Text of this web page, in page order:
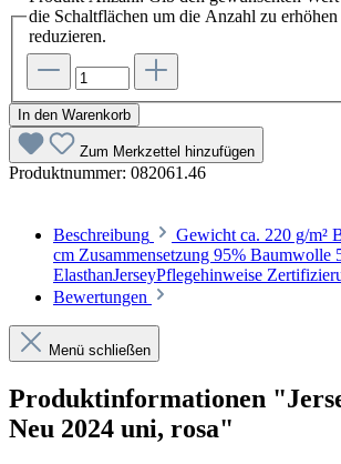
die Schaltflächen um die Anzahl zu
reduzieren.
In den Warenkorb
Zum Merkzettel hinzufügen
Produktnummer: 082061.46
Beschreibung
Gewicht ca. 220 g/m²
cm Zusammensetzung 95% Baumwolle
ElasthanJerseyPflegehinweise
Bewertungen
Menü schließen
Produktinformationen
Neu 2024 uni, rosa"